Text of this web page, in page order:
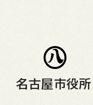
名古屋市役所